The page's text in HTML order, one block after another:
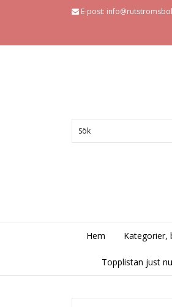
E-post:
Hem Kategorier,
Topplistan just nu